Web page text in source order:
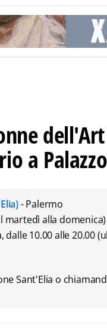
a Palazzo
- Palermo
martedì alla domenica)
10.00 alle 20.00
Sant'Elia o